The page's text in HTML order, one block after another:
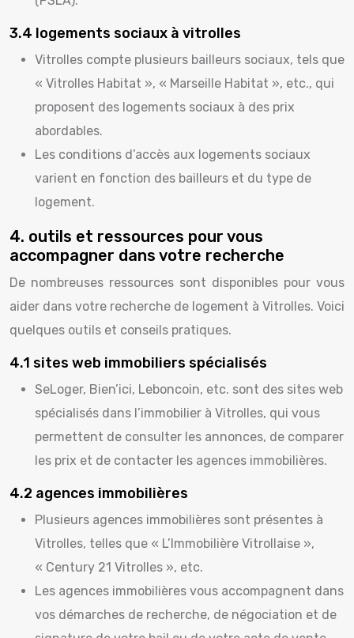
3.4 logements sociaux à vitrolles
Vitrolles compte plusieurs bailleurs sociaux, tels que
« Vitrolles Habitat », « Marseille Habitat », etc., qui
proposent des logements sociaux à des prix
abordables.
Les conditions d’accès aux logements sociaux
varient en fonction des bailleurs et du type de
logement.
4. outils et ressources pour vous
accompagner dans votre recherche
De nombreuses ressources sont disponibles pour vous
aider dans votre recherche de logement à Vitrolles. Voici
quelques outils et conseils pratiques.
4.1 sites web immobiliers spécialisés
SeLoger, Bien’ici, Leboncoin, etc. sont des sites web
spécialisés dans l’immobilier à Vitrolles, qui vous
permettent de consulter les annonces, de comparer
les prix et de contacter les agences immobilières.
4.2 agences immobilières
Plusieurs agences immobilières sont présentes à
Vitrolles, telles que « L’Immobilière Vitrollaise »,
« Century 21 Vitrolles », etc.
Les agences immobilières vous accompagnent dans
vos démarches de recherche, de négociation et de